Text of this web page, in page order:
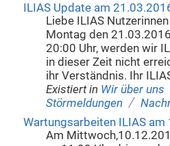
ILIAS Update am
Liebe ILIAS
Montag den
20:00 Uhr, werden wir
in dieser Zeit nicht
ihr Verständnis. Ihr
Existiert in Wir über uns
Störmeldungen /
Wartungsarbeiten ILIAS am
Am